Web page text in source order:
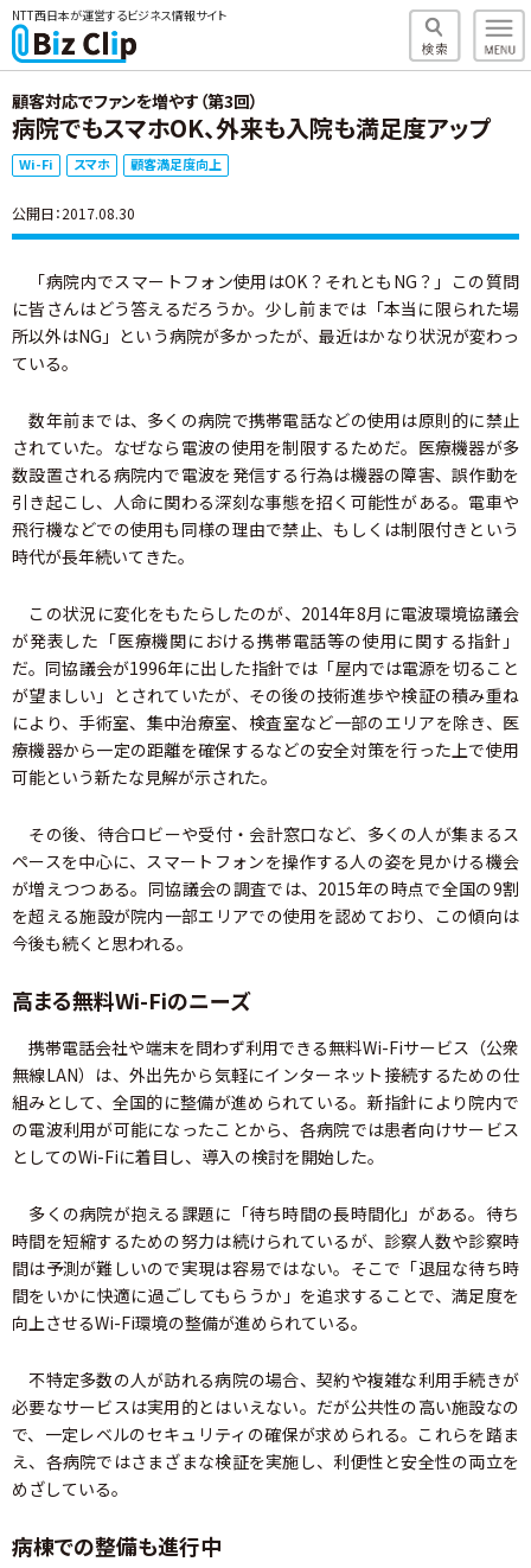
NTT西日本が運営するビジネス情報サイト
顧客対応でファンを増やす（第3回）
病院でもスマホOK、外来も入院も満足度アップ
Wi-Fi スマホ 顧客満足度向上
公開日：2017.08.30
「病院内でスマートフォン使用はOK？それともNG？」この質問
に皆さんはどう答えるだろうか。少し前までは「本当に限られた場
所以外はNG」という病院が多かったが、最近はかなり状況が変わっ
ている。
数年前までは、多くの病院で携帯電話などの使用は原則的に禁止
されていた。なぜなら電波の使用を制限するためだ。医療機器が多
数設置される病院内で電波を発信する行為は機器の障害、誤作動を
引き起こし、人命に関わる深刻な事態を招く可能性がある。電車や
飛行機などでの使用も同様の理由で禁止、もしくは制限付きという
時代が長年続いてきた。
この状況に変化をもたらしたのが、2014年8月に電波環境協議会
が発表した「医療機関における携帯電話等の使用に関する指針」
だ。同協議会が1996年に出した指針では「屋内では電源を切ること
が望ましい」とされていたが、その後の技術進歩や検証の積み重ね
により、手術室、集中治療室、検査室など一部のエリアを除き、医
療機器から一定の距離を確保するなどの安全対策を行った上で使用
可能という新たな見解が示された。
その後、待合ロビーや受付・会計窓口など、多くの人が集まるス
ペースを中心に、スマートフォンを操作する人の姿を見かける機会
が増えつつある。同協議会の調査では、2015年の時点で全国の9割
を超える施設が院内一部エリアでの使用を認めており、この傾向は
今後も続くと思われる。
高まる無料Wi-Fiのニーズ
携帯電話会社や端末を問わず利用できる無料Wi-Fiサービス（公衆
無線LAN）は、外出先から気軽にインターネット接続するための仕
組みとして、全国的に整備が進められている。新指針により院内で
の電波利用が可能になったことから、各病院では患者向けサービス
としてのWi-Fiに着目し、導入の検討を開始した。
多くの病院が抱える課題に「待ち時間の長時間化」がある。待ち
時間を短縮するための努力は続けられているが、診察人数や診察時
間は予測が難しいので実現は容易ではない。そこで「退屈な待ち時
間をいかに快適に過ごしてもらうか」を追求することで、満足度を
向上させるWi-Fi環境の整備が進められている。
不特定多数の人が訪れる病院の場合、契約や複雑な利用手続きが
必要なサービスは実用的とはいえない。だが公共性の高い施設なの
で、一定レベルのセキュリティの確保が求められる。これらを踏ま
え、各病院ではさまざまな検証を実施し、利便性と安全性の両立を
めざしている。
病棟での整備も進行中